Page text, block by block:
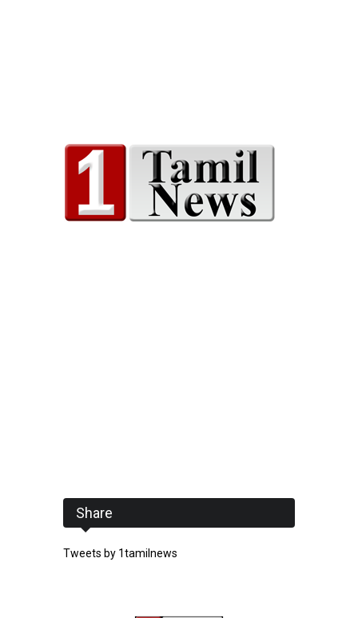
Share
Tweets by 1tamilnews